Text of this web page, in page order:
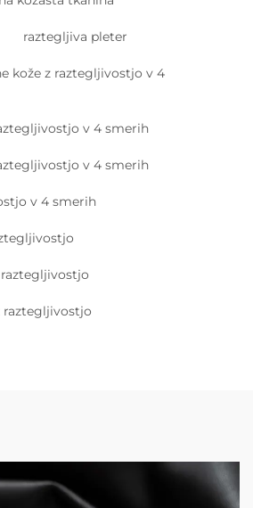
raztegljiva pleter
kože z raztegljivostjo v 4
v 4 smerih
v 4 smerih
v 4 smerih
raztegljivostjo